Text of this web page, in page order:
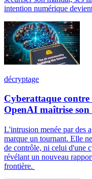
intention numérique
décryptage
Cyberattaque
OpenAI maîtrise son
L'intrusion menée par des
marque un tournant. Elle
de contrôle, ni celui d'une
révélant un nouveau
frontière.